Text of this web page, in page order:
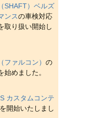
SHAFT）ベルズ
ンスの車検対応
取り扱い開始し
ファルコン） の
始めました。
カスタムコンテ
を開始いたしまし